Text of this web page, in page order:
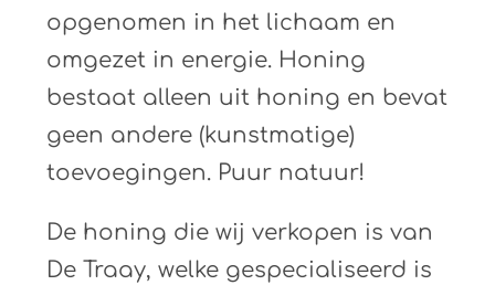
opgenomen in het lichaam en
omgezet in energie. Honing
bestaat alleen uit honing en bevat
geen andere (kunstmatige)
toevoegingen. Puur natuur!
De honing die wij verkopen is van
De Traay, welke gespecialiseerd is